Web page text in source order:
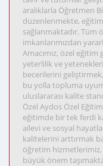
aralıklarla Öğretmen
düzenlenmekte,
sağlanmaktadır. Tüm
imkanlarımızdan
Amacımız, özel
yeterlilik ve
becerilerini
bu yolla topluma
uluslararası kalite
Özel Aydos Özel
eğitimde bir tek ferdi
ailevi ve sosyal
kalitelerini arttırmak
öğretim hizmetlerimiz,
büyük önem